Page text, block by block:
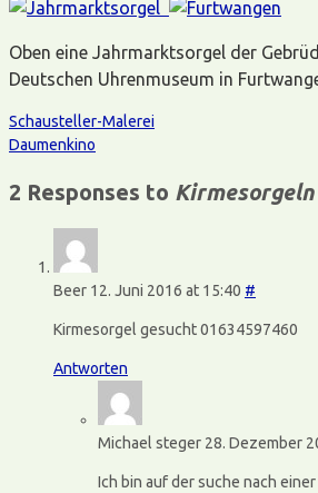
Oben eine Jahrmarktsorgel der
Deutschen Uhrenmuseum in
Schausteller-Malerei
Daumenkino
2 Responses to Kirmesorgeln
Beer 12. Juni 2016 at 15:40 #
Kirmesorgel gesucht 01634597460
Antworten
Michael steger 28. Dezember
Ich bin auf der suche nach